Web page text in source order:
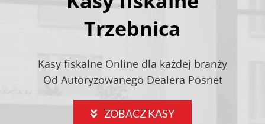
Trzebnica
Kasy fiskalne Online dla każdej branży
Od Autoryzowanego Dealera Posnet
ZOBACZ KASY